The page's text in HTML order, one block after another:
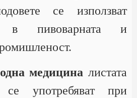
се използват
в пивоварната и
медицина листата
употребяват при